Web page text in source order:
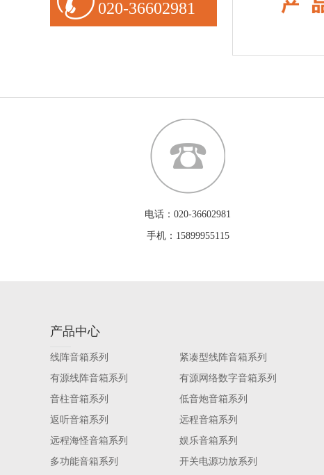
020-36602981
电话：020-36602981
手机：15899955115
产品中心
线阵音箱系列
紧凑型线阵音箱系列
有源线阵音箱系列
有源网络数字音箱系列
音柱音箱系列
低音炮音箱系列
返听音箱系列
远程音箱系列
远程海怪音箱系列
娱乐音箱系列
多功能音箱系列
开关电源功放系列